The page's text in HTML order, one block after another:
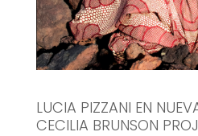
LUCIA PIZZANI EN
CECILIA BRUNSON